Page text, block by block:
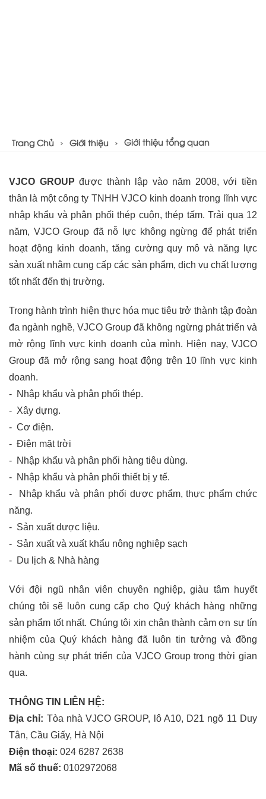
Trang Chủ Giới thiệu Giới thiệu tổng quan
VJCO GROUP được thành lập vào năm 2008, với tiền
thân là một công ty TNHH VJCO kinh doanh trong lĩnh vực
nhập khẩu và phân phối thép cuộn, thép tấm. Trải qua 12
năm, VJCO Group đã nỗ lực không ngừng để phát triển
hoạt động kinh doanh, tăng cường quy mô và năng lực
sản xuất nhằm cung cấp các sản phẩm, dịch vụ chất lượng
tốt nhất đến thị trường.
Trong hành trình hiện thực hóa mục tiêu trở thành tập đoàn
đa ngành nghề, VJCO Group đã không ngừng phát triển và
mở rộng lĩnh vực kinh doanh của mình. Hiện nay, VJCO
Group đã mở rộng sang hoạt động trên 10 lĩnh vực kinh
doanh.
-  Nhập khẩu và phân phối thép.
-  Xây dựng.
-  Cơ điện.
-  Điện mặt trời
-  Nhập khẩu và phân phối hàng tiêu dùng.
-  Nhập khẩu và phân phối thiết bị y tế.
-  Nhập khẩu và phân phối dược phẩm, thực phẩm chức
năng.
-  Sản xuất dược liệu.
-  Sản xuất và xuất khẩu nông nghiệp sạch
-  Du lịch & Nhà hàng
Với đội ngũ nhân viên chuyên nghiệp, giàu tâm huyết
chúng tôi sẽ luôn cung cấp cho Quý khách hàng những
sản phẩm tốt nhất. Chúng tôi xin chân thành cảm ơn sự tín
nhiệm của Quý khách hàng đã luôn tin tưởng và đồng
hành cùng sự phát triển của VJCO Group trong thời gian
qua.
THÔNG TIN LIÊN HỆ:
Địa chỉ: Tòa nhà VJCO GROUP, lô A10, D21 ngõ 11 Duy
Tân, Cầu Giấy, Hà Nội
Điện thoại: 024 6287 2638
Mã số thuế: 0102972068